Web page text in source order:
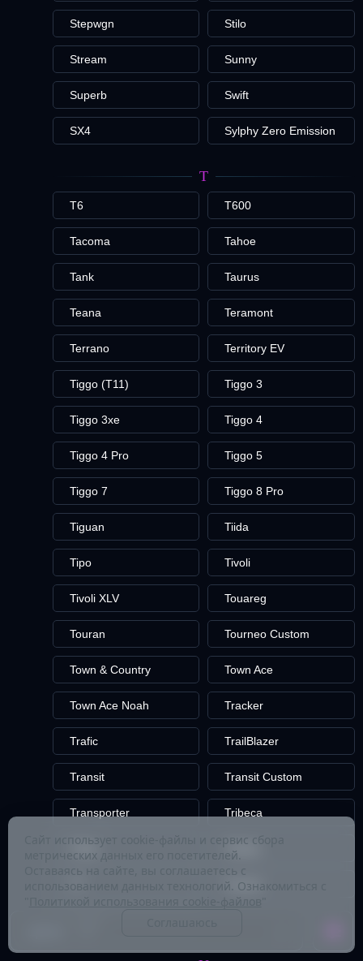
Stepwgn Stilo
Stream Sunny
Superb Swift
SX4 Sylphy Zero Emission
T
T6 T600
Tacoma Tahoe
Tank Taurus
Teana Teramont
Terrano Territory EV
Tiggo (T11) Tiggo 3
Tiggo 3xe Tiggo 4
Tiggo 4 Pro Tiggo 5
Tiggo 7 Tiggo 8 Pro
Tiguan Tiida
Tipo Tivoli
Tivoli XLV Touareg
Touran Tourneo Custom
Town & Country Town Ace
Town Ace Noah Tracker
Trafic TrailBlazer
Transit Transit Custom
Transporter Tribeca
Triber Tribute
TT Tucson
Сайт использует cookie-файлы и сервис сбора
метрических данных его посетителей.
использованием данных технологий. Ознакомиться с
Политикой использования cookie-файлов